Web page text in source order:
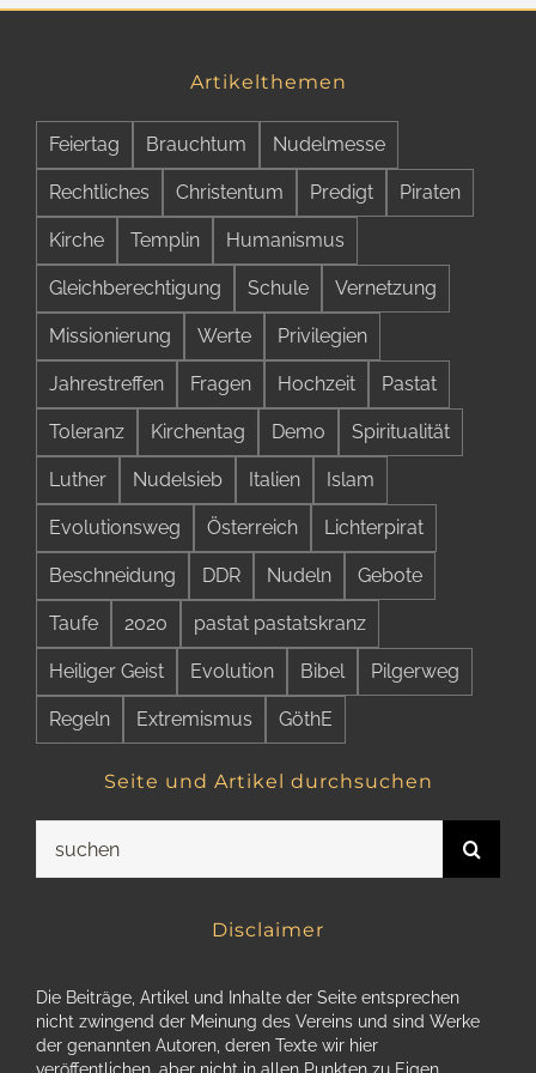
Artikelthemen
Feiertag Brauchtum Nudelmesse
Rechtliches Christentum Predigt Piraten
Kirche Templin Humanismus
Gleichberechtigung Schule Vernetzung
Missionierung Werte Privilegien
Jahrestreffen Fragen Hochzeit Pastat
Toleranz Kirchentag Demo Spiritualität
Luther Nudelsieb Italien Islam
Evolutionsweg Österreich Lichterpirat
Beschneidung DDR Nudeln Gebote
Taufe 2020 pastat pastatskranz
Heiliger Geist Evolution Bibel Pilgerweg
Regeln Extremismus GöthE
Seite und Artikel durchsuchen
nach:
Disclaimer
Die Beiträge, Artikel und Inhalte der Seite entsprechen
nicht zwingend der Meinung des Vereins und sind Werke
der genannten Autoren, deren Texte wir hier